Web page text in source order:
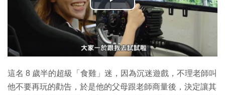
播
放
影
片
這名 8 歲半的超級「食雞」迷，因為沉迷遊戲，不理老師叫
他不要再玩的勸告，於是他的父母跟老師商量後，決定讓其